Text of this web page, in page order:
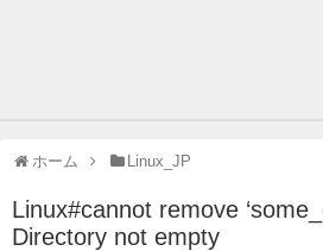
ホーム Linux_JP
Linux#cannot remove
Directory not empty